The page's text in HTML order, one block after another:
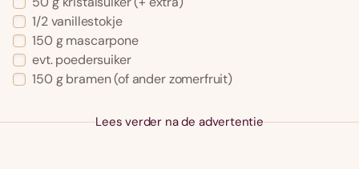
1/2 vanillestokje
150 g mascarpone
evt. poedersuiker
150 g bramen(of ander zomerfruit)
Lees verder na de advertentie